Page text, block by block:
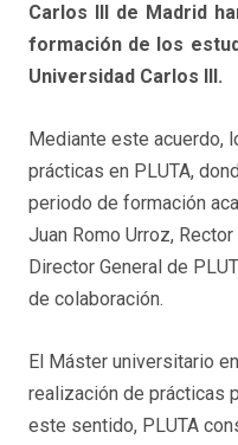
Carlos III de Madrid
formación de los
Universidad Carlos III.
Mediante este acuerdo,
prácticas en PLUTA,
periodo de formación
Juan Romo Urroz,
Director General de
de colaboración.
El Máster universitario
realización de prácticas
este sentido, PLUTA